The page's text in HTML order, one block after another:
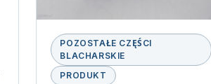
POZOSTAŁE CZĘŚCI
BLACHARSKIE
PRODUKT